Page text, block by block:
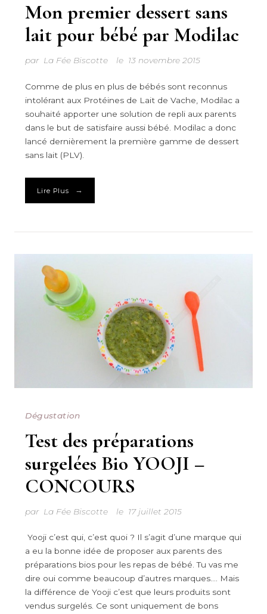
Mon premier dessert sans
lait pour bébé par Modilac
par La Fée Biscotte le 13 novembre 2015
Comme de plus en plus de bébés sont reconnus
intolérant aux Protéines de Lait de Vache, Modilac a
souhaité apporter une solution de repli aux parents
dans le but de satisfaire aussi bébé. Modilac a donc
lancé dernièrement la première gamme de dessert
sans lait (PLV).
Lire Plus →
Dégustation
Test des préparations
surgelées Bio YOOJI –
CONCOURS
par La Fée Biscotte le 17 juillet 2015
Yooji c’est qui, c’est quoi ? Il s’agit d’une marque qui
a eu la bonne idée de proposer aux parents des
préparations bios pour les repas de bébé. Tu vas me
dire oui comme beaucoup d’autres marques…. Mais
la différence de Yooji c’est que leurs produits sont
vendus surgelés. Ce sont uniquement de bons